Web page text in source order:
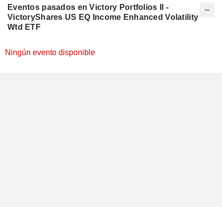
Eventos pasados en Victory Portfolios II -
VictoryShares US EQ Income Enhanced Volatility
Wtd ETF
Ningún evento disponible